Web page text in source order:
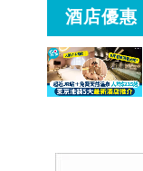
酒店優惠